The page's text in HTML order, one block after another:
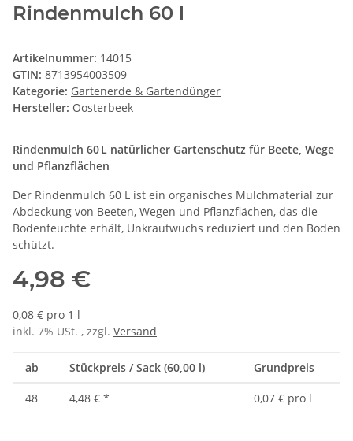
Rindenmulch 60 l
Artikelnummer: 14015
GTIN: 8713954003509
Kategorie: Gartenerde & Gartendünger
Hersteller: Oosterbeek
Rindenmulch 60 L natürlicher Gartenschutz für Beete, Wege
und Pflanzflächen
Der Rindenmulch 60 L ist ein organisches Mulchmaterial zur
Abdeckung von Beeten, Wegen und Pflanzflächen, das die
Bodenfeuchte erhält, Unkrautwuchs reduziert und den Boden
schützt.
4,98 €
0,08 € pro 1 l
inkl. 7% USt. , zzgl. Versand
ab Stückpreis / Sack (60,00 l) Grundpreis
48 4,48 € * 0,07 € pro l